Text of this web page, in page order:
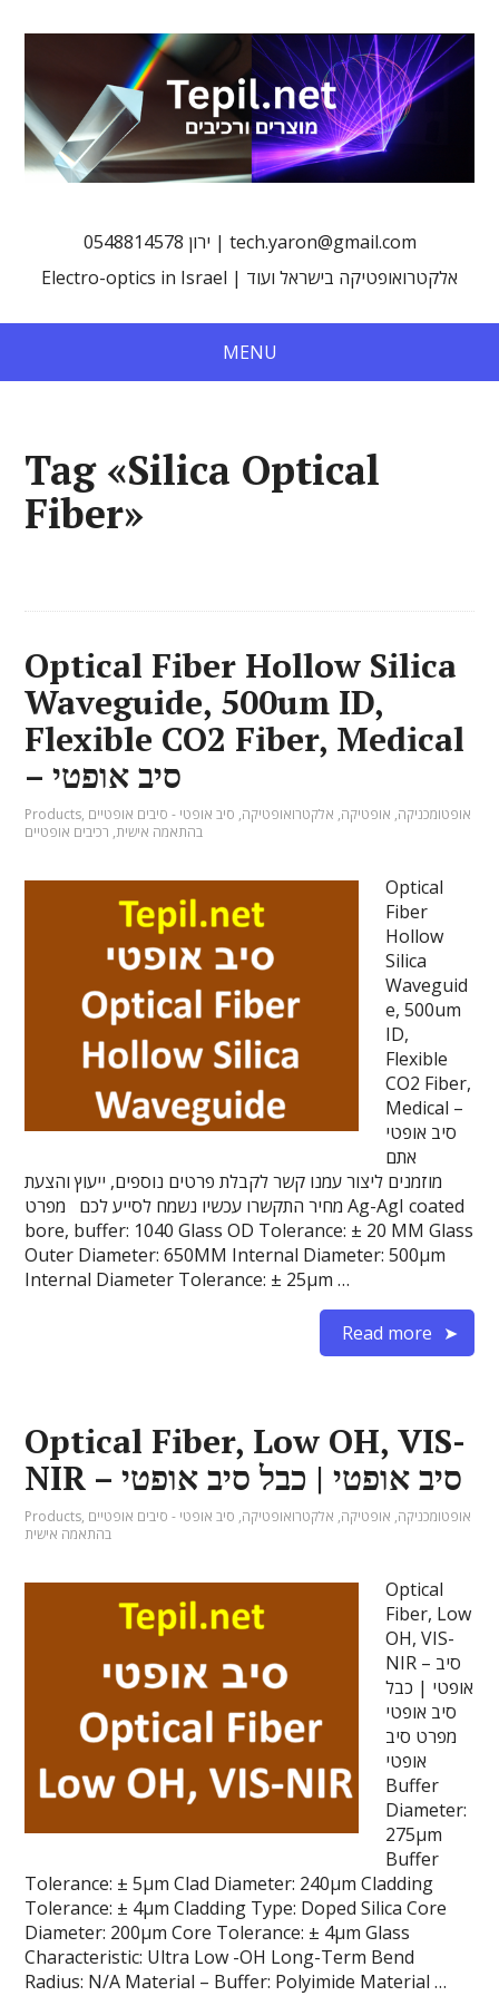
0548814578 ירון | tech.yaron@gmail.com
Electro-optics in Israel | אלקטרואופטיקה בישראל ועוד
MENU
Tag «Silica Optical
Fiber»
Optical Fiber Hollow Silica
Waveguide, 500um ID,
Flexible CO2 Fiber, Medical
– סיב אופטי
Products, אופטומכניקה, אופטיקה, אלקטרואופטיקה, סיב אופטי - סיבים אופטיים
בהתאמה אישית, רכיבים אופטיים
Optical
Fiber
Hollow
Silica
Waveguid
e, 500um
ID,
Flexible
CO2 Fiber,
Medical –
סיב אופטי
אתם
מוזמנים ליצור עמנו קשר לקבלת פרטים נוספים, ייעוץ והצעת
מחיר התקשרו עכשיו נשמח לסייע לכם מפרט Ag-AgI coated
bore, buffer: 1040 Glass OD Tolerance: ± 20 ΜM Glass
Outer Diameter: 650ΜM Internal Diameter: 500µm
Internal Diameter Tolerance: ± 25µm …
Read more
Optical Fiber, Low OH, VIS-
NIR – סיב אופטי | כבל סיב אופטי
Products, אופטומכניקה, אופטיקה, אלקטרואופטיקה, סיב אופטי - סיבים אופטיים
בהתאמה אישית
Optical
Fiber, Low
OH, VIS-
NIR – סיב
אופטי | כבל
סיב אופטי
מפרט סיב
אופטי
Buffer
Diameter:
275µm
Buffer
Tolerance: ± 5µm Clad Diameter: 240µm Cladding
Tolerance: ± 4µm Cladding Type: Doped Silica Core
Diameter: 200µm Core Tolerance: ± 4µm Glass
Characteristic: Ultra Low -OH Long-Term Bend
Radius: N/A Material – Buffer: Polyimide Material …